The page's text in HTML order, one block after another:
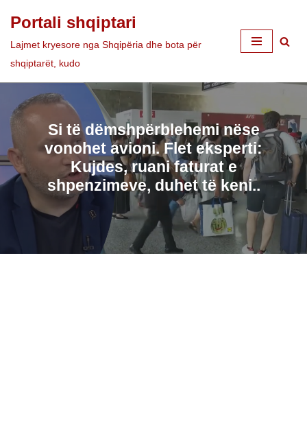
Skip
to
Portali shqiptari
Lajmet kryesore nga Shqipëria dhe bota për
shqiptarët, kudo
Si të dëmshpërblehemi nëse
vonohet avioni. Flet eksperti:
Kujdes, ruani faturat e
shpenzimeve, duhet të keni..